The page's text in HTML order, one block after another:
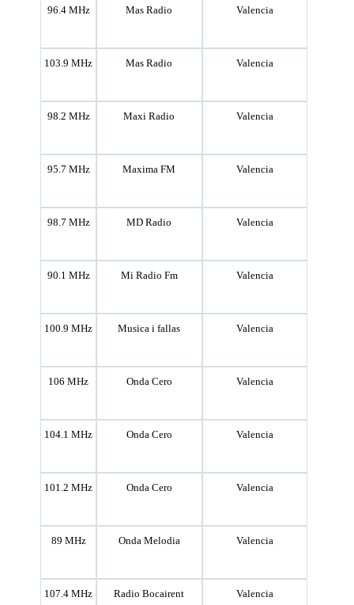
96.4 MHz Mas Radio Valencia
103.9 MHz Mas Radio Valencia
98.2 MHz Maxi Radio Valencia
95.7 MHz Maxima FM Valencia
98.7 MHz MD Radio Valencia
90.1 MHz Mi Radio Fm Valencia
100.9 MHz Musica i fallas Valencia
106 MHz Onda Cero Valencia
104.1 MHz Onda Cero Valencia
101.2 MHz Onda Cero Valencia
89 MHz Onda Melodia Valencia
107.4 MHz Radio Bocairent Valencia